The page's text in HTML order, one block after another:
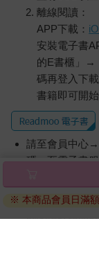
離線閱讀：
APP下載：
安裝電子書
的E書櫃」→
碼再登入下
書籍即可開
請至會員中心
碼』至電子書
因版權保護，
的閱讀軟體開
※ 本商品會員日滿